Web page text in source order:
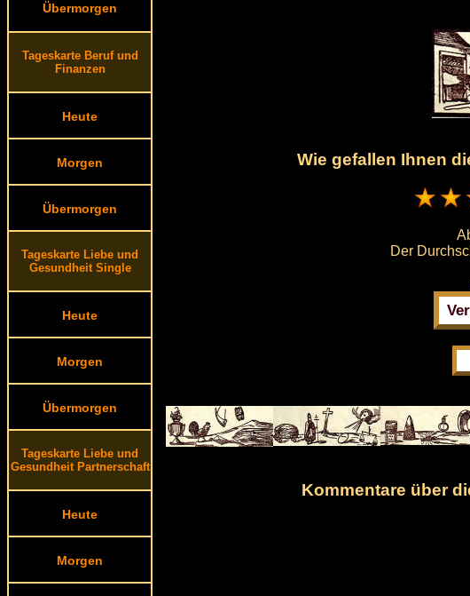
Übermorgen
Tageskarte Beruf und
Finanzen
Heute
Morgen
Übermorgen
Tageskarte Liebe und
Gesundheit Single
Heute
Morgen
Übermorgen
Tageskarte Liebe und
Gesundheit Partnerschaft
Heute
Morgen
Wie gefallen Ihnen
Der
Kommentare über